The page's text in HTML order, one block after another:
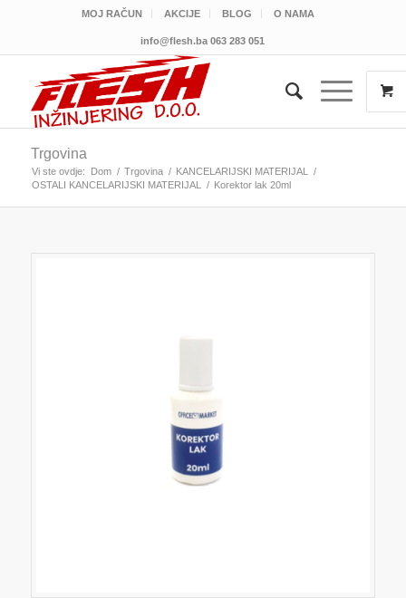
MOJ RAČUN AKCIJE BLOG O NAMA
info@flesh.ba 063 283 051
Trgovina
Vi ste ovdje: Dom / Trgovina / KANCELARIJSKI MATERIJAL
/
OSTALI KANCELARIJSKI MATERIJAL
/ Korektor lak 20ml